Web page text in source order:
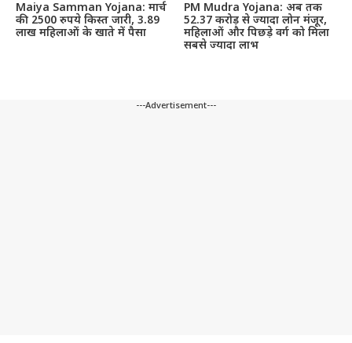
Maiya Samman Yojana: मार्च
की 2500 रुपये किस्त जारी, 3.89
लाख महिलाओं के खाते में पैसा
PM Mudra Yojana: अब तक
52.37 करोड़ से ज्यादा लोन मंजूर,
महिलाओं और पिछड़े वर्ग को मिला
सबसे ज्यादा लाभ
---Advertisement---